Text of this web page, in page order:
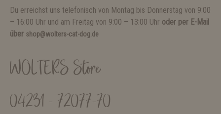
Du erreichst uns telefonisch von Montag bis Donnerstag von 9:00
– 16:00 Uhr und am Freitag von 9:00 – 13:00 Uhr oder per E-Mail
über shop@wolters-cat-dog.de
WOLTERS Store
04231 - 72077-70